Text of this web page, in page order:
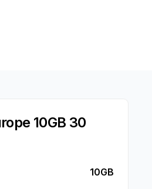
10GB 30
10GB